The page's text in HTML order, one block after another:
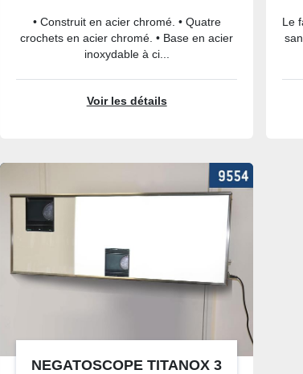
• Construit en acier chromé. • Quatre
crochets en acier chromé. • Base en acier
inoxydable à ci...
Voir les détails
Le
NEGATOSCOPE TITANOX 3